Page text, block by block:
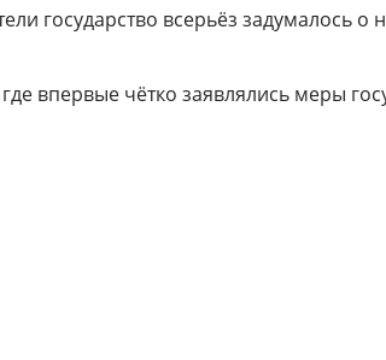
государство всерьёз задумалось о
впервые чётко заявлялись меры